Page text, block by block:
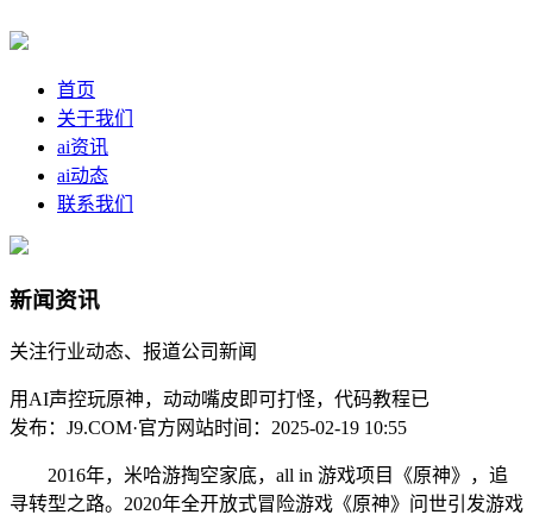
首页
关于我们
ai资讯
ai动态
联系我们
新闻资讯
关注行业动态、报道公司新闻
用AI声控玩原神，动动嘴皮即可打怪，代码教程已
发布：J9.COM·官方网站时间：2025-02-19 10:55
2016年，米哈游掏空家底，all in 游戏项目《原神》，追
寻转型之路。2020年全开放式冒险游戏《原神》问世引发游戏